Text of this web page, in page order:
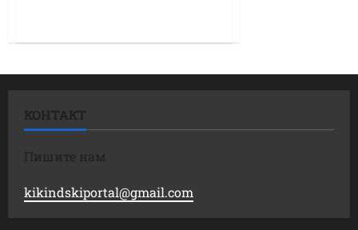
КОНТАКТ
Пишите нам
kikindskiportal@gmail.com